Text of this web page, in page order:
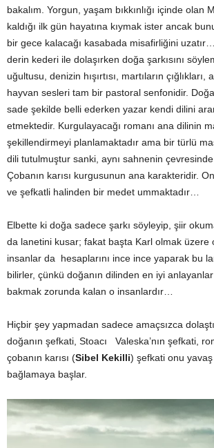
bakalım. Yorgun, yaşam bıkkınlığı içinde olan
kaldığı ilk gün hayatına kıymak ister ancak
bir gece kalacağı kasabada misafirliğini
derin kederi ile dolaşırken doğa şarkısını
uğultusu, denizin hışırtısı, martıların
hayvan sesleri tam bir pastoral senfonidir.
sade şekilde belli ederken yazar kendi dilini
etmektedir. Kurgulayacağı romanı ana dilinin
şekillendirmeyi planlamaktadır ama bir türlü
dili tutulmuştur sanki, aynı sahnenin
Çobanın karısı kurgusunun ana karakteridir.
ve şefkatli halinden bir medet ummaktadır…
Elbette ki doğa sadece şarkı söyleyip, şiir
da lanetini kusar; fakat başta Karl olmak üzere
insanlar da hesaplarını ince ince yaparak bu
bilirler, çünkü doğanın dilinden en iyi
bakmak zorunda kalan o insanlardır…
Hiçbir şey yapmadan sadece amaçsızca
doğanın şefkati, Stoacı Valeska’nın şefkati,
çobanın karısı (Sibel Kekilli) şefkati onu
bağlamaya başlar.